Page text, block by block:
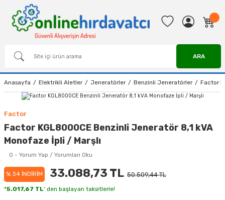
ARA
Anasayfa Elektrikli Aletler Jeneratörler Benzinli Jeneratörler Factor
Factor
Factor KGL8000CE Benzinli Jeneratör 8,1 kVA
Monofaze İpli / Marşlı
0 - Yorum Yap / Yorumları Oku
% 34 İNDİRİM 33.088,73 TL 50.509,44 TL
*5.017,67 TL' den başlayan taksitlerle!